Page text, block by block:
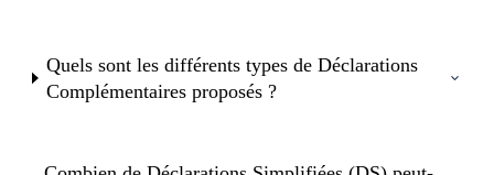
Quels sont les différents types de Déclarations
Complémentaires proposés ?